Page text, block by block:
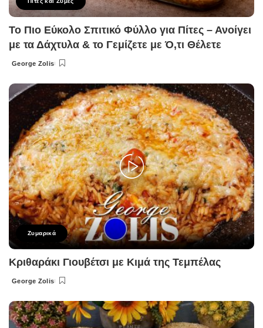
Το Πιο Εύκολο Σπιτικό Φύλλο για Πίτες – Ανοίγει
με τα Δάχτυλα & το Γεμίζετε με Ό,τι Θέλετε
Posted
George Zolis
Ζυμαρικά
Κριθαράκι Γιουβέτσι με Κιμά της Τεμπέλας
Posted
George Zolis